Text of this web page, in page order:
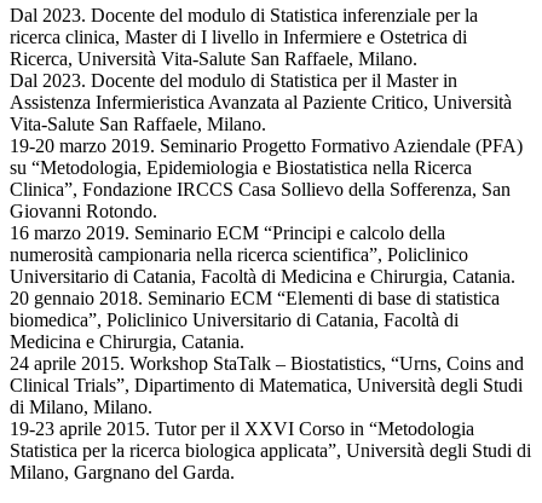
Dal 2023. Docente del modulo di Statistica inferenziale per la
ricerca clinica, Master di I livello in Infermiere e Ostetrica di
Ricerca, Università Vita-Salute San Raffaele, Milano.
Dal 2023. Docente del modulo di Statistica per il Master in
Assistenza Infermieristica Avanzata al Paziente Critico, Università
Vita-Salute San Raffaele, Milano.
19-20 marzo 2019. Seminario Progetto Formativo Aziendale (PFA)
su “Metodologia, Epidemiologia e Biostatistica nella Ricerca
Clinica”, Fondazione IRCCS Casa Sollievo della Sofferenza, San
Giovanni Rotondo.
16 marzo 2019. Seminario ECM “Principi e calcolo della
numerosità campionaria nella ricerca scientifica”, Policlinico
Universitario di Catania, Facoltà di Medicina e Chirurgia, Catania.
20 gennaio 2018. Seminario ECM “Elementi di base di statistica
biomedica”, Policlinico Universitario di Catania, Facoltà di
Medicina e Chirurgia, Catania.
24 aprile 2015. Workshop StaTalk – Biostatistics, “Urns, Coins and
Clinical Trials”, Dipartimento di Matematica, Università degli Studi
di Milano, Milano.
19-23 aprile 2015. Tutor per il XXVI Corso in “Metodologia
Statistica per la ricerca biologica applicata”, Università degli Studi di
Milano, Gargnano del Garda.